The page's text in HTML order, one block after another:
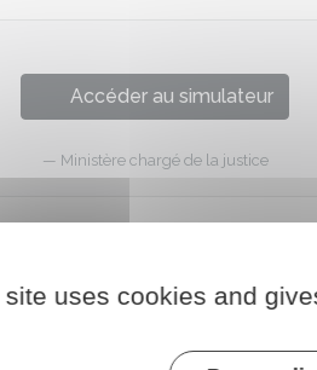
Accéder au simulateur
Ministère chargé de la justice
site uses cookies and